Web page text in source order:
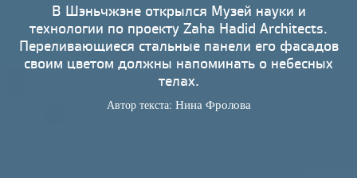
Дизайн
Иностранцы в России
Интерьер
Книги
Наследие Образование
Урбанистика
Эко
В Шэньчжэне открылся Музей науки и
технологии по проекту Zaha Hadid Architects.
Переливающиеся стальные панели его фасадов
своим цветом должны напоминать о небесных
телах.
Автор текста: Нина Фролова